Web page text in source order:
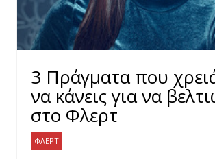
3 Πράγματα που
να κάνεις για να
στο Φλερτ
ΦΛΕΡΤ